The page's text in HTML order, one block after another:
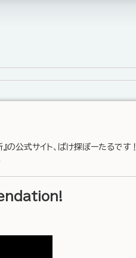
の公式サイト、ばけ探ぽーたるです！